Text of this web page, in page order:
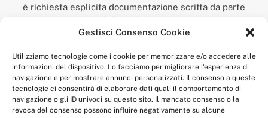
Gestisci Consenso Cookie
Utilizziamo tecnologie come i cookie per memorizzare e/o accedere alle
informazioni del dispositivo. Lo facciamo per migliorare l'esperienza di
navigazione e per mostrare annunci personalizzati. Il consenso a queste
tecnologie ci consentirà di elaborare dati quali il comportamento di
navigazione o gli ID univoci su questo sito. Il mancato consenso o la
revoca del consenso possono influire negativamente su alcune
è richiesta esplicita documentazione scritta da parte
della redazione.
“Anagnia” è un marchio registrato presso l’Ufficio Italiano
Economico,
num. registrazione: 302017000014044 del 9 febbraio 2017.
Per contatti:redazione@anagnia.com